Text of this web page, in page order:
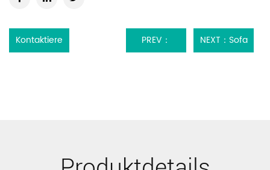
Kontaktiere
PREV：
mit
NEXT：Sofa